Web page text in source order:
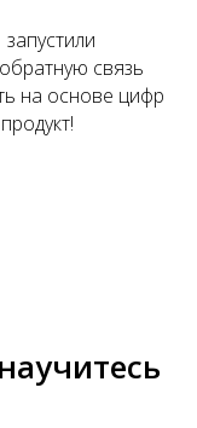
связь
на основе цифр